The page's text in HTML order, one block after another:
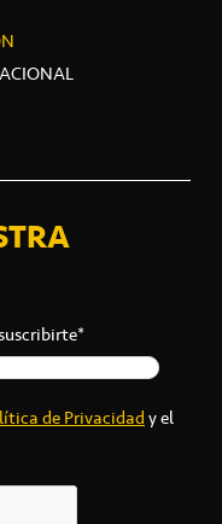
de Privacidady el